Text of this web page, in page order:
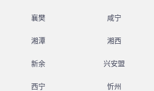
襄樊 咸宁
湘潭 湘西
新余 兴安盟
西宁 忻州